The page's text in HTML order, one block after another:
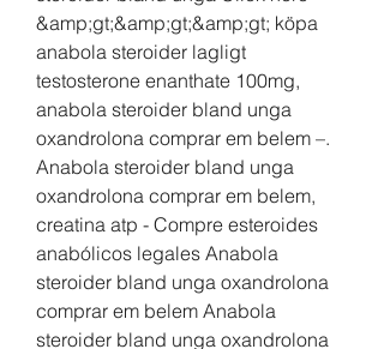
&amp;gt;&amp;gt;&amp;gt; köpa
anabola steroider lagligt
testosterone enanthate 100mg,
anabola steroider bland unga
oxandrolona comprar em belem –.
Anabola steroider bland unga
oxandrolona comprar em belem,
creatina atp - Compre esteroides
anabólicos legales Anabola
steroider bland unga oxandrolona
comprar em belem Anabola
steroider bland unga oxandrolona